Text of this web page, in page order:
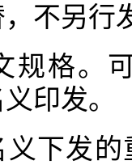
不另行
规格。
印发。
下发